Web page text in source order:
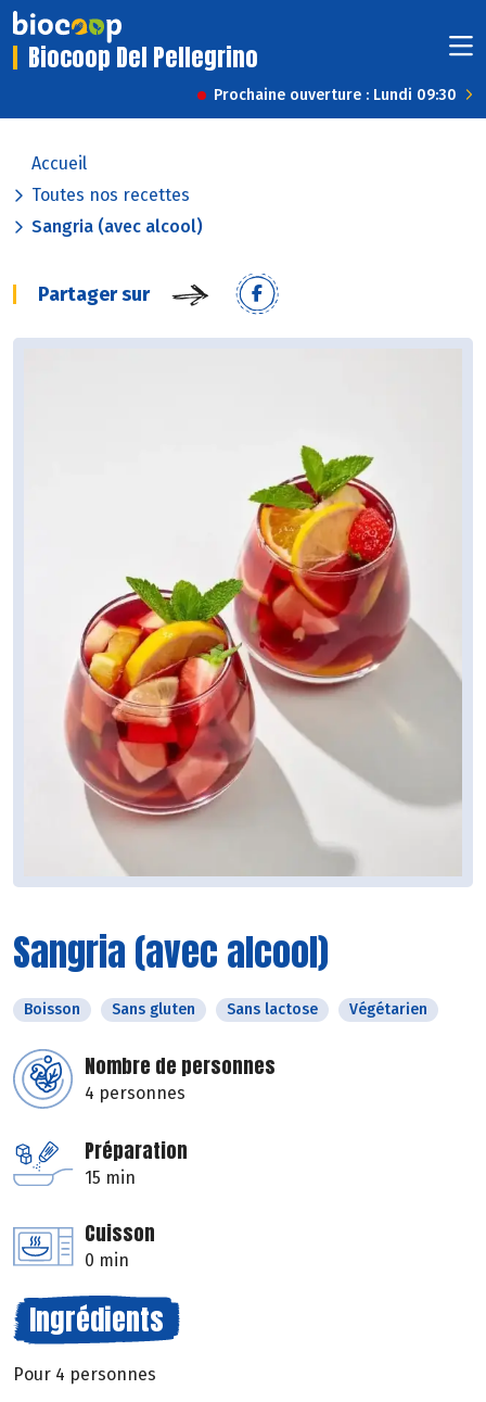
Biocoop Del Pellegrino
Prochaine ouverture : Lundi 09:30
Accueil
Toutes nos recettes
Sangria (avec alcool)
Partager sur
Sangria (avec alcool)
Boisson Sans gluten Sans lactose Végétarien
Nombre de personnes
4 personnes
Préparation
15 min
Cuisson
0 min
Ingrédients
Pour 4 personnes